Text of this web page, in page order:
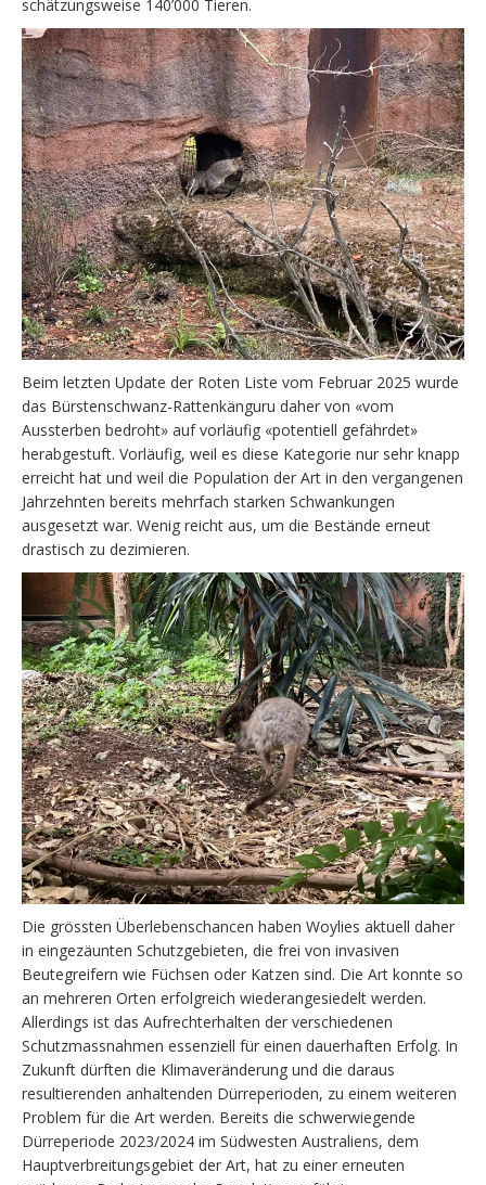
schätzungsweise 140’000 Tieren.
Beim letzten Update der Roten Liste vom Februar 2025 wurde
das Bürstenschwanz-Rattenkänguru daher von «vom
Aussterben bedroht» auf vorläufig «potentiell gefährdet»
herabgestuft. Vorläufig, weil es diese Kategorie nur sehr knapp
erreicht hat und weil die Population der Art in den vergangenen
Jahrzehnten bereits mehrfach starken Schwankungen
ausgesetzt war. Wenig reicht aus, um die Bestände erneut
drastisch zu dezimieren.
Die grössten Überlebenschancen haben Woylies aktuell daher
in eingezäunten Schutzgebieten, die frei von invasiven
Beutegreifern wie Füchsen oder Katzen sind. Die Art konnte so
an mehreren Orten erfolgreich wiederangesiedelt werden.
Allerdings ist das Aufrechterhalten der verschiedenen
Schutzmassnahmen essenziell für einen dauerhaften Erfolg. In
Zukunft dürften die Klimaveränderung und die daraus
resultierenden anhaltenden Dürreperioden, zu einem weiteren
Problem für die Art werden. Bereits die schwerwiegende
Dürreperiode 2023/2024 im Südwesten Australiens, dem
Hauptverbreitungsgebiet der Art, hat zu einer erneuten